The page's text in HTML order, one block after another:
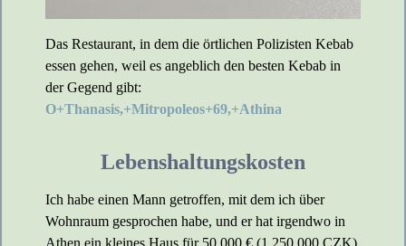
Das Restaurant, in dem die örtlichen Polizisten Kebab
essen gehen, weil es angeblich den besten Kebab in
der Gegend gibt:
O+Thanasis,+Mitropoleos+69,+Athina
Lebenshaltungskosten
Ich habe einen Mann getroffen, mit dem ich über
Wohnraum gesprochen habe, und er hat irgendwo in
Athen ein kleines Haus für 50.000 € (1.250.000 CZK)